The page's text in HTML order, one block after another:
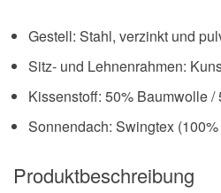
Gestell: Stahl, verzinkt und
Sitz- und Lehnenrahmen:
Kissenstoff: 50% Baumwolle /
Sonnendach: Swingtex
Produktbeschreibung